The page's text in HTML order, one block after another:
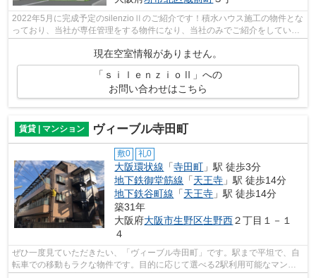
2022年5月に完成予定のsilenzioⅡのご紹介です！積水ハウス施工の物件とな
っており、当社が専任管理をする物件になり、当社のみでご紹介をしている
物件です。お問い合わせお待ちしてお...
現在空室情報がありません。
「ｓｉｌｅｎｚｉｏⅡ」への
お問い合わせはこちら
賃貸 | マンション ヴィーブル寺田町
敷0 礼0
大阪環状線 「寺田町 」駅 徒歩3分
地下鉄御堂筋線 「天王寺 」駅 徒歩14分
地下鉄谷町線 「天王寺 」駅 徒歩14分
築31年
大阪府大阪市生野区生野西２丁目１－１
４
ぜひ一度見ていただきたい、「ヴィーブル寺田町」です。駅まで平坦で、自
転車での移動もラクな物件です。目的に応じて選べる2駅利用可能なマンシ